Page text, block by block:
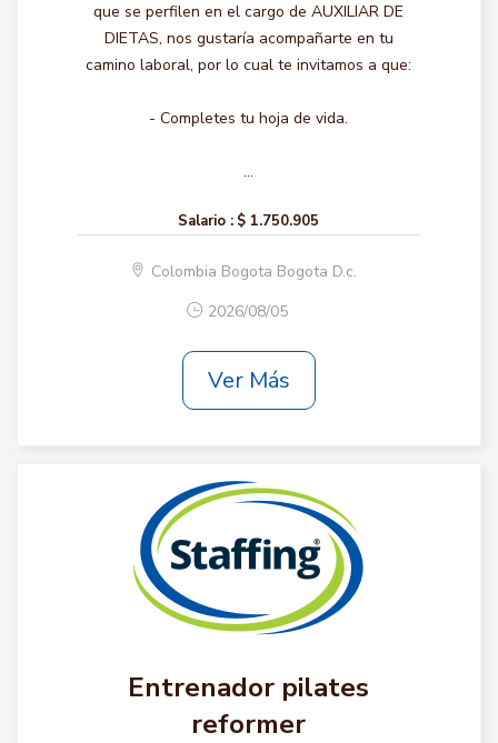
que se perfilen en el cargo de AUXILIAR DE
DIETAS, nos gustaría acompañarte en tu
camino laboral, por lo cual te invitamos a que:
- Completes tu hoja de vida.
...
Salario : $ 1.750.905
Colombia Bogota Bogota D.c.
2026/08/05
Ver Más
Entrenador pilates
reformer